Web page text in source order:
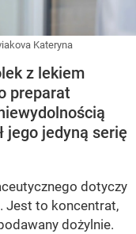
Kateryna
z lekiem
preparat
jego jedyną serię
dotyczy
Jest to koncentrat,
dożylnie.